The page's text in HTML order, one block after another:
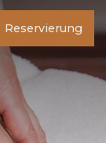
Reservierung